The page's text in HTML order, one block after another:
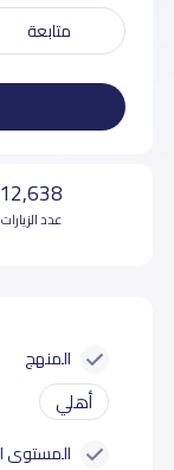
متابعة
12,638
عدد الزيارات
المنهج
أهلي
المستوى